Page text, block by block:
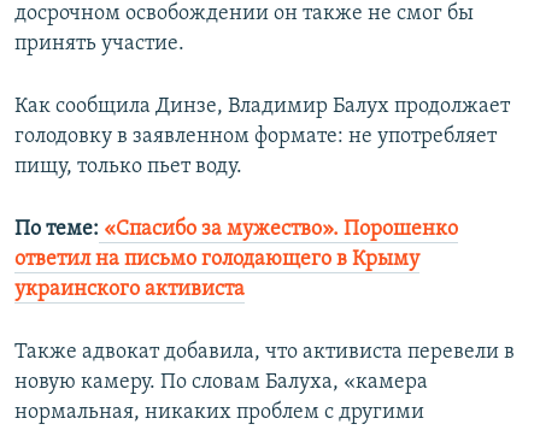
досрочном освобождении он также не смог бы
принять участие.
Как сообщила Динзе, Владимир Балух продолжает
голодовку в заявленном формате: не употребляет
пищу, только пьет воду.
По теме: «Спасибо за мужество». Порошенко
ответил на письмо голодающего в Крыму
украинского активиста
Также адвокат добавила, что активиста перевели в
новую камеру. По словам Балуха, «камера
нормальная, никаких проблем с другими